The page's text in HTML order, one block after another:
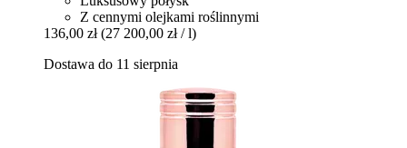
Z cennymi olejkami roślinnymi
136,00 zł (27 200,00 zł / l)
Dostawa do 11 sierpnia